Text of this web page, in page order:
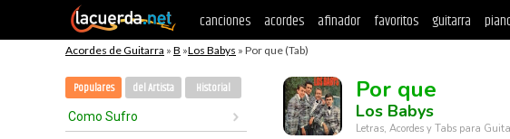
canciones acordes afinador favoritos guitarra
Acordes de Guitarra » B »Los Babys » Por que (Tab)
Populares del Artista Historial
Como Sufro
Por que
Los Babys
Letras, Acordes y Tabs para